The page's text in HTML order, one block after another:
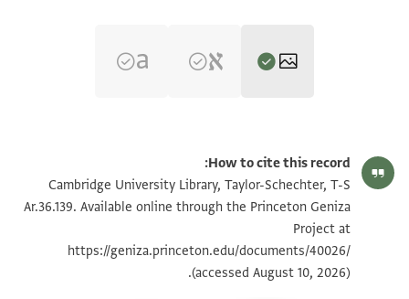
T-S Ar.36.139 1v تكبير و تدوير
بيان أذونات الصورة
How to cite this record:
Cambridge University Library, Taylor-Schechter, T-S
Ar.36.139. Available online through the Princeton Geniza
Project at
https://geniza.princeton.edu/documents/40026/
(accessed August 10, 2026).